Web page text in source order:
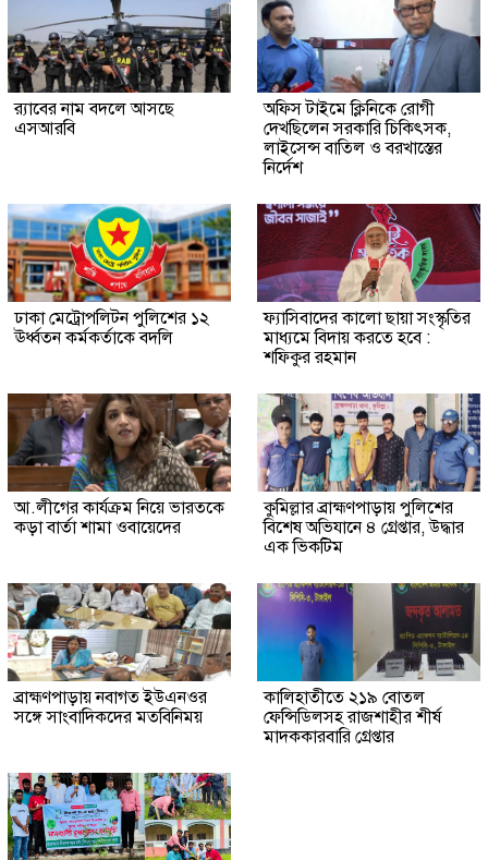
র‍্যাবের নাম বদলে আসছে
এসআরবি
অফিস টাইমে ক্লিনিকে রোগী
দেখছিলেন সরকারি চিকিৎসক,
লাইসেন্স বাতিল ও বরখাস্তের
নির্দেশ
ঢাকা মেট্রোপলিটন পুলিশের ১২
ঊর্ধ্বতন কর্মকর্তাকে বদলি
ফ্যাসিবাদের কালো ছায়া সংস্কৃতির
মাধ্যমে বিদায় করতে হবে :
শফিকুর রহমান
আ.লীগের কার্যক্রম নিয়ে ভারতকে
কড়া বার্তা শামা ওবায়েদের
কুমিল্লার ব্রাহ্মণপাড়ায় পুলিশের
বিশেষ অভিযানে ৪ গ্রেপ্তার, উদ্ধার
এক ভিকটিম
ব্রাহ্মণপাড়ায় নবাগত ইউএনওর
সঙ্গে সাংবাদিকদের মতবিনিময়
কালিহাতীতে ২১৯ বোতল
ফেন্সিডিলসহ রাজশাহীর শীর্ষ
মাদককারবারি গ্রেপ্তার